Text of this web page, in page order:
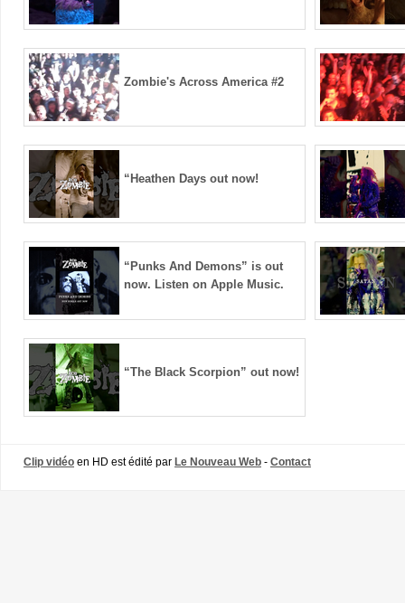
Zombie's Across America #2
“Heathen Days out now!
“Punks And Demons” is out
now. Listen on Apple Music.
“The Black Scorpion” out now!
Clip vidéo en HD est édité par Le Nouveau Web - Contact